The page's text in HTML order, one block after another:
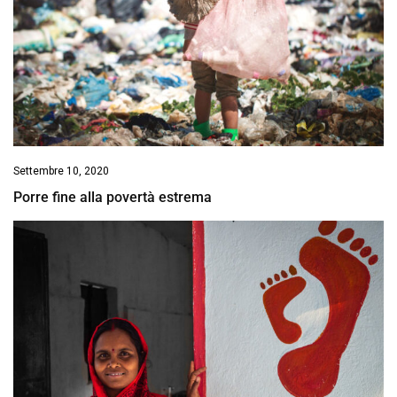
Settembre 10, 2020
Porre fine alla povertà estrema